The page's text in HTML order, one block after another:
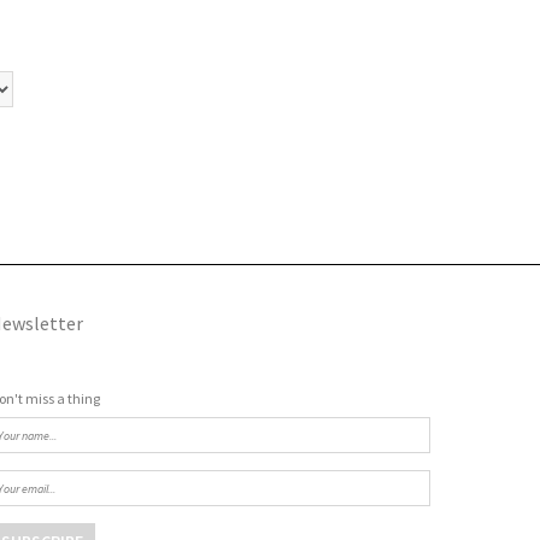
miss a thing